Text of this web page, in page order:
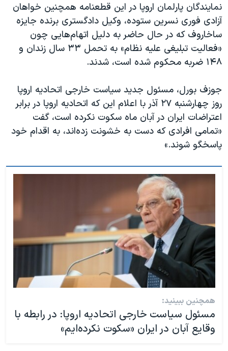
نمایندگان پارلمان اروپا در این قطعنامه همچنین خواهان
آزادی فوری نسرین ستوده، وکیل دادگستری برنده جایزه
ساخاروف که در حال حاضر به دلیل اتهام‌هایی چون
«فعالیت تبلیغی علیه نظام» به تحمل ۳۳ سال زندان و
۱۴۸ ضربه محکوم شده است، شدند.
جوزف بورل، مسئول جدید سیاست خارجی اتحادیه اروپا
روز چهارشنبه ۲۷ آذر با اعلام این که اتحادیه اروپا در برابر
اعتراضات ایران در آبان ماه سکوت نکرده‌ است، گفت
«تمامی افرادی که دست به خشونت زده‌اند، به اقدام خود
پاسخگو شوند.»
همچنین ببینید:
مسئول سیاست خارجی اتحادیه اروپا: در رابطه با
وقایع آبان در ایران «سکوت نکرده‌ایم»